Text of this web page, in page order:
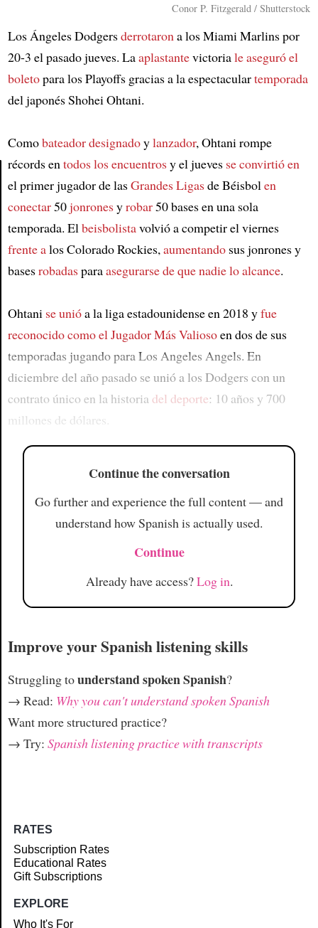
Article
Conor P. Fitzgerald / Shutterstock
Los Ángeles Dodgersderrotaron a los Miami Marlins por
20-3 el pasado jueves. Laaplastantevictoriale aseguró el
boletopara los Playoffs gracias a la espectaculartemporada
del japonés Shohei Ohtani.
Comobateador designadoylanzador, Ohtani rompe
récords en todos los encuentrosy el jueves se convirtió en
el primer jugador de lasGrandes Ligasde Béisbol en
conectar50jonronesyrobar50 bases en una sola
temporada. El beisbolistavolvió a competir el viernes
frente alos Colorado Rockies, aumentandosus jonrones y
basesrobadasparaasegurarsede que nadie lo alcance.
Ohtani se unióa la liga estadounidense en 2018 yfue
reconocido como el Jugador Más Valiosoen dos de sus
temporadas jugando para Los Angeles Angels. En
diciembre del año pasado se unió a los Dodgers con un
contrato único en la historia del deporte: 10 años y 700
millones de dólares.
Continue the conversation
Go further and experience the full content — and
understand how Spanish is actually used.
Continue
Already have access?Log in.
Improve your Spanish listening skills
Struggling tounderstand spoken Spanish?
→ Read: Why you can't understand spoken Spanish
Want more structured practice?
→ Try: Spanish listening practice with transcripts
RATES
Subscription Rates
Educational Rates
Gift Subscriptions
EXPLORE
Who It's For